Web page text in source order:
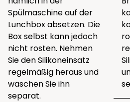
Spülmaschine auf der
Lunchbox absetzen. Die
Box selbst kann jedoch
nicht rosten. Nehmen
Sie den Silikoneinsatz
regelmäßig heraus und
waschen Sie ihn
separat.